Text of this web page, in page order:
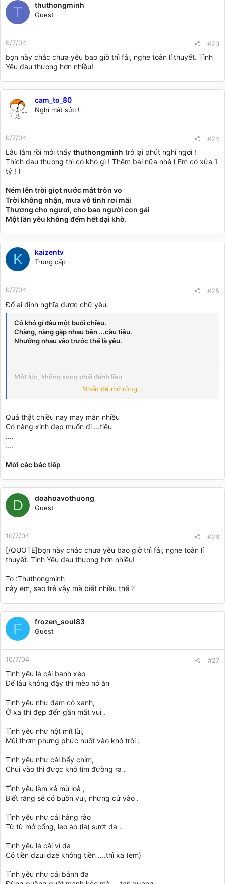
T thuthongminh
Guest
9/7/04 #23
bọn này chắc chưa yêu bao giờ thì fải, nghe toàn lí thuyết. Tình
Yêu đau thương hơn nhiều!
cam_to_80
Nghỉ mất sức !
9/7/04 #24
Lâu lắm rồi mới thấy thuthongminh trở lại phút nghỉ ngơi !
Thích đau thương thì có khó gì ! Thêm bài nữa nhé ( Em có xửa 1
tý ! )
Ném lên trời giọt nước mắt tròn vo
Trời không nhận, mưa vô tình rơi mãi
Thương cho ngươi, cho bao người con gái
Một lần yêu không đếm hết dại khờ.
K kaizentv
Trung cấp
9/7/04 #25
Đố ai định nghĩa được chữ yêu.
Có khó gí đâu một buổi chiều.
Chàng, nàng gặp nhau bên ...cầu tiêu.
Nhường nhau vào trước thế là yêu.
Một lúc, không xong phải đánh liều
Vô nhanh kẻo hỏng ... mới là YÊU.
Nghe xong chắc tớ cũng phải liều
Chiều chiều đứng đợi ngay bên cửa
Mong giúp được nàng để nàng siêu !
Nhấn để mở rộng...
Quả thật chiều nay may mắn nhiều
Có nàng xinh đẹp muốn đi ...tiêu
....
....
Mời các bác tiếp
D doahoavothuong
Guest
10/7/04 #26
[/QUOTE]bọn này chắc chưa yêu bao giờ thì fải, nghe toàn lí
thuyết. Tình Yêu đau thương hơn nhiều!
To :Thuthongminh
này em, sao trẻ vậy mà biết nhiều thế ?
F frozen_soul83
Guest
10/7/04 #27
Tình yêu là cái banh xèo
Để lâu không đậy thì mèo nó ăn
Tình yêu như đám cỏ xanh,
Ở xa thì đẹp đến gần mất vui .
Tình yêu như hột mít lùi,
Mùi thơm phưng phức nuốt vào khó trôi .
Tình yêu như cái bẩy chim,
Chui vào thì được khó tìm đường ra .
Tình yêu làm kẻ mù loà ,
Biết rắng sẽ có buồn vui, nhưng cứ vào .
Tình yêu như cái hàng rào
Từ từ mở cổng, leo ào (là) sướt da .
Tình yêu là cái ví da
Có tiền dzui dzẽ không tiền ....thì xa (em)
Tình yêu như cái bánh đa